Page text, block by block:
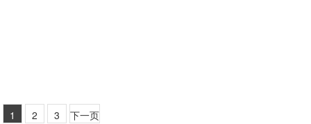
1 2 3 下一页